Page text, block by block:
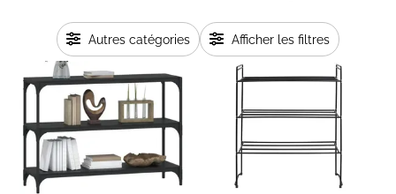
Autres catégories Afficher les filtres